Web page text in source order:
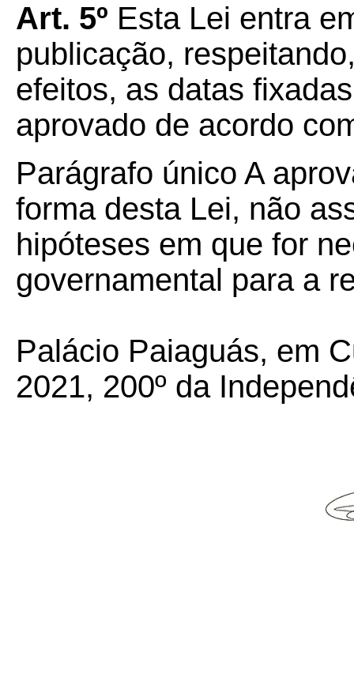
Art. 5º Esta Lei entra
publicação,
efeitos, as datas
aprovado de acordo
Parágrafo único A
forma desta Lei, não
hipóteses em que for
governamental para a
Palácio Paiaguás, em
2021, 200º da